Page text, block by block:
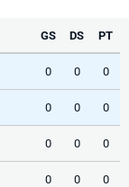
GS DS PT
0 0 0
0 0 0
0 0 0
0 0 0